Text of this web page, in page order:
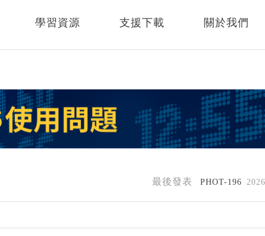
學習資源 支援下載 關於我們
最後發表 PHOT-196